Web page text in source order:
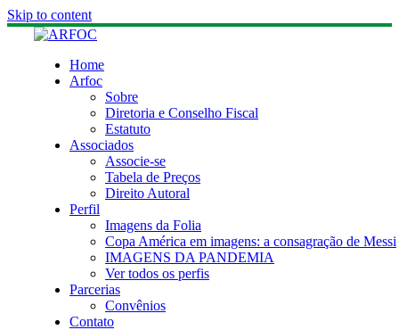
Skip to content
Home
Arfoc
Sobre
Diretoria e Conselho Fiscal
Estatuto
Associados
Associe-se
Tabela de Preços
Direito Autoral
Perfil
Imagens da Folia
Copa América em imagens: a consagração de Messi
IMAGENS DA PANDEMIA
Ver todos os perfis
Parcerias
Convênios
Contato